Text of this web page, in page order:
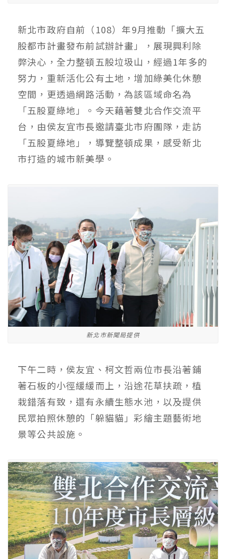
新北市政府自前（108）年9月推動「擴大五
股都市計畫發布前試辦計畫」，展現興利除
弊決心，全力整頓五股垃圾山，經過1年多的
努力，重新活化公有土地，增加綠美化休憩
空間，更透過網路活動，為該區域命名為
「五股夏綠地」。今天藉著雙北合作交流平
台，由侯友宜市長邀請臺北市府團隊，走訪
「五股夏綠地」，導覽整頓成果，感受新北
市打造的城市新美學。
新北市新聞局提供
下午二時，侯友宜、柯文哲兩位市長沿著鋪
著石板的小徑緩緩而上，沿途花草扶疏，植
栽錯落有致，還有永續生態水池，以及提供
民眾拍照休憩的「躲貓貓」彩繪主題藝術地
景等公共設施。